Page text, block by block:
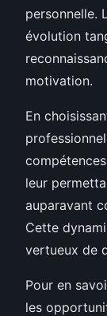
personnelle.
évolution
motivation.
En
leur
auparavant
Cette
vertueux de
Pour en
les